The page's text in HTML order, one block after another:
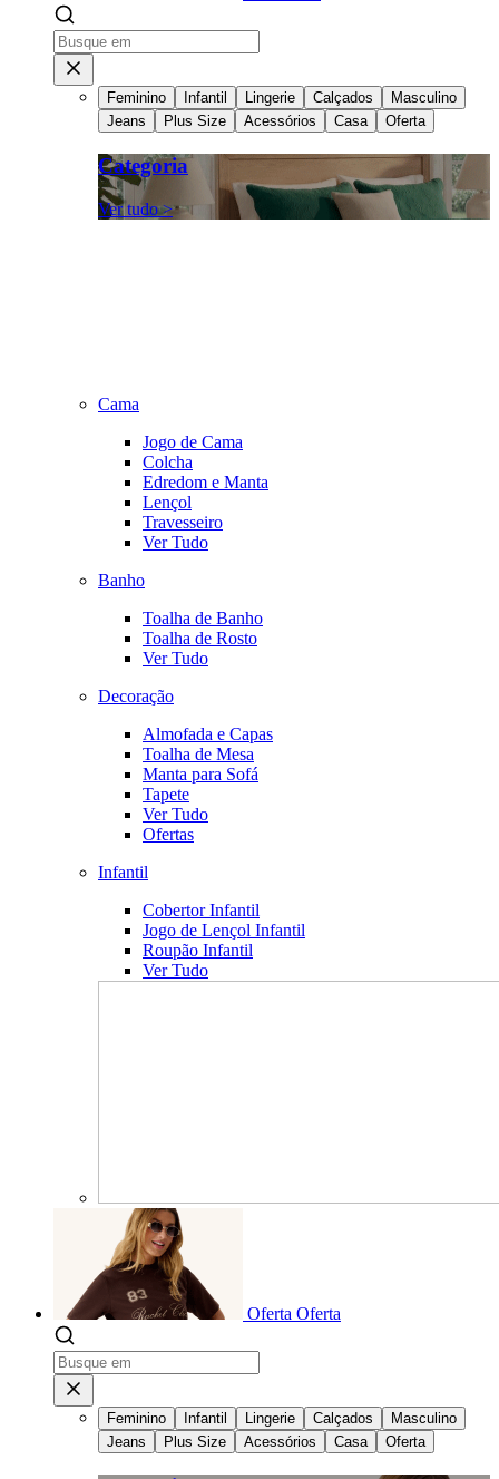
Feminino Infantil Lingerie Calçados
Masculino
Jeans
Plus Size Acessórios Casa Oferta
Categoria
Ver tudo >
Cama
Jogo de Cama
Colcha
Edredom e Manta
Lençol
Travesseiro
Ver Tudo
Banho
Toalha de Banho
Toalha de Rosto
Ver Tudo
Decoração
Almofada e Capas
Toalha de Mesa
Manta para Sofá
Tapete
Ver Tudo
Ofertas
Infantil
Cobertor Infantil
Jogo de Lençol Infantil
Roupão Infantil
Ver Tudo
Oferta Oferta
Feminino Infantil Lingerie Calçados
Masculino
Jeans
Plus Size Acessórios Casa Oferta